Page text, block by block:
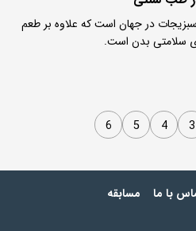
در جهان است که علاوه بر طعم
سلامتی بدن است.
3
4
5
6
با ما مسابقه